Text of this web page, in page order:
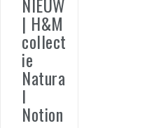
NIEUW
| H&M
collect
ie
Natura
l
Notion